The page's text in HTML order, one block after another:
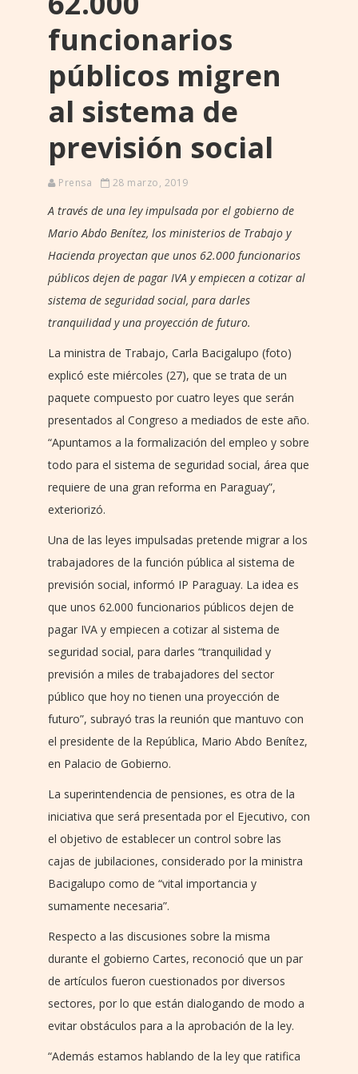
funcionarios
públicos migren
al sistema de
previsión social
Prensa 28 marzo, 2019
A través de una ley impulsada por el gobierno de
Mario Abdo Benítez, los ministerios de Trabajo y
Hacienda proyectan que unos 62.000 funcionarios
públicos dejen de pagar IVA y empiecen a cotizar al
sistema de seguridad social, para darles
tranquilidad y una proyección de futuro.
La ministra de Trabajo, Carla Bacigalupo (foto)
explicó este miércoles (27), que se trata de un
paquete compuesto por cuatro leyes que serán
presentados al Congreso a mediados de este año.
“Apuntamos a la formalización del empleo y sobre
todo para el sistema de seguridad social, área que
requiere de una gran reforma en Paraguay”,
exteriorizó.
Una de las leyes impulsadas pretende migrar a los
trabajadores de la función pública al sistema de
previsión social, informó IP Paraguay. La idea es
que unos 62.000 funcionarios públicos dejen de
pagar IVA y empiecen a cotizar al sistema de
seguridad social, para darles “tranquilidad y
previsión a miles de trabajadores del sector
público que hoy no tienen una proyección de
futuro”, subrayó tras la reunión que mantuvo con
el presidente de la República, Mario Abdo Benítez,
en Palacio de Gobierno.
La superintendencia de pensiones, es otra de la
iniciativa que será presentada por el Ejecutivo, con
el objetivo de establecer un control sobre las
cajas de jubilaciones, considerado por la ministra
Bacigalupo como de “vital importancia y
sumamente necesaria”.
Respecto a las discusiones sobre la misma
durante el gobierno Cartes, reconoció que un par
de artículos fueron cuestionados por diversos
sectores, por lo que están dialogando de modo a
evitar obstáculos para a la aprobación de la ley.
“Además estamos hablando de la ley que ratifica